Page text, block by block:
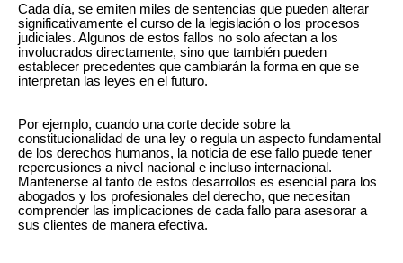
Cada día, se emiten miles de sentencias que pueden alterar
significativamente el curso de la legislación o los procesos
judiciales. Algunos de estos fallos no solo afectan a los
involucrados directamente, sino que también pueden
establecer precedentes que cambiarán la forma en que se
interpretan las leyes en el futuro.
Por ejemplo, cuando una corte decide sobre la
constitucionalidad de una ley o regula un aspecto fundamental
de los derechos humanos, la noticia de ese fallo puede tener
repercusiones a nivel nacional e incluso internacional.
Mantenerse al tanto de estos desarrollos es esencial para los
abogados y los profesionales del derecho, que necesitan
comprender las implicaciones de cada fallo para asesorar a
sus clientes de manera efectiva.